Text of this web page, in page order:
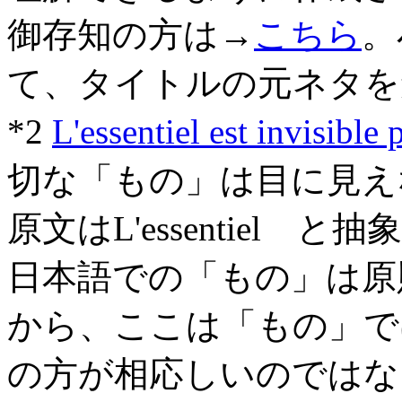
御存知の方は→ こちら
て、タイトルの元ネタ
*2 L'essentiel est invisible
切な「もの」は目に見
原文はL'essentiel と抽
日本語での「もの」は
から、ここは「もの」
の方が相応しいのでは